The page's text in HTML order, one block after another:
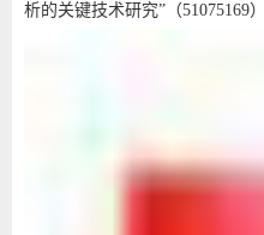
析的关键技术研究”（51075169）